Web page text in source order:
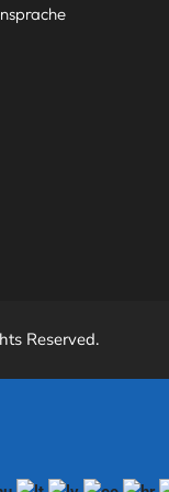
Reserved.